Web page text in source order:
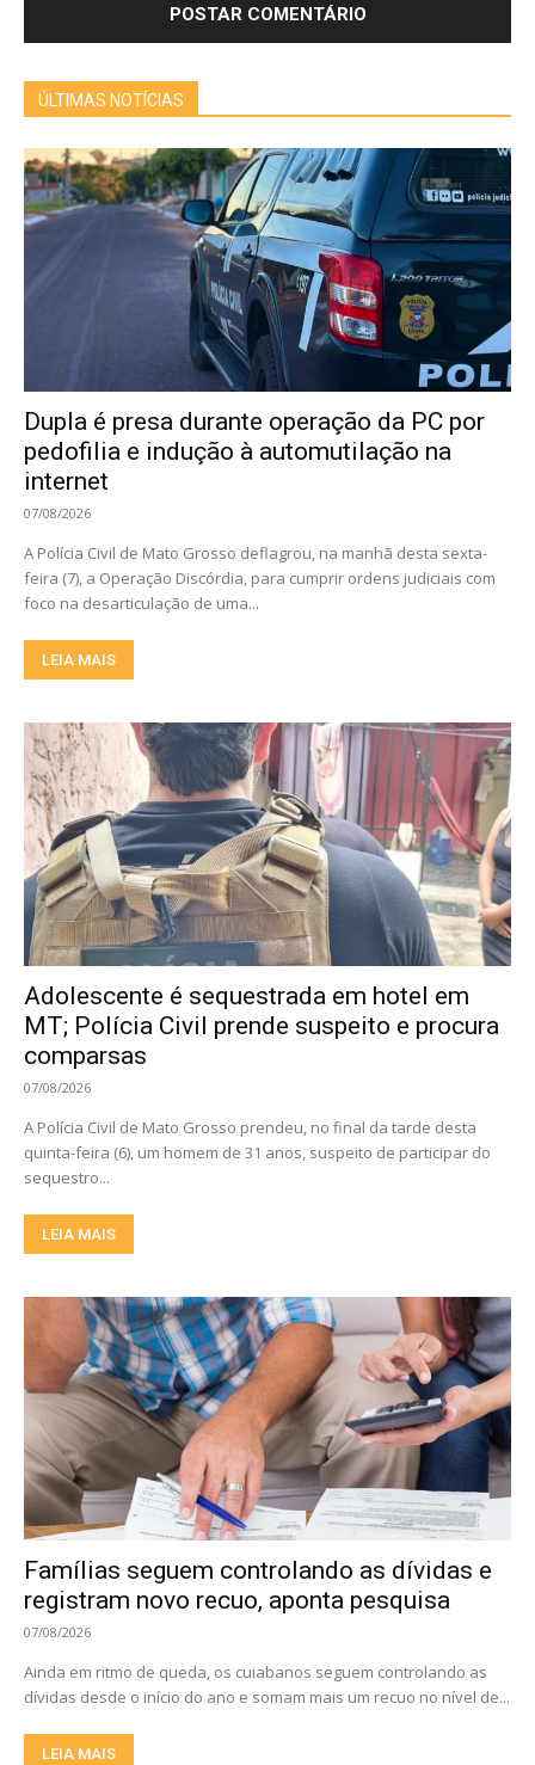
ÚLTIMAS NOTÍCIAS
Dupla é presa durante operação da PC por
pedofilia e indução à automutilação na
internet
07/08/2026
A Polícia Civil de Mato Grosso deflagrou, na manhã desta sexta-
feira (7), a Operação Discórdia, para cumprir ordens judiciais com
foco na desarticulação de uma...
LEIA MAIS
Adolescente é sequestrada em hotel em
MT; Polícia Civil prende suspeito e procura
comparsas
07/08/2026
A Polícia Civil de Mato Grosso prendeu, no final da tarde desta
quinta-feira (6), um homem de 31 anos, suspeito de participar do
sequestro...
LEIA MAIS
Famílias seguem controlando as dívidas e
registram novo recuo, aponta pesquisa
07/08/2026
Ainda em ritmo de queda, os cuiabanos seguem controlando as
dívidas desde o início do ano e somam mais um recuo no nível de...
LEIA MAIS